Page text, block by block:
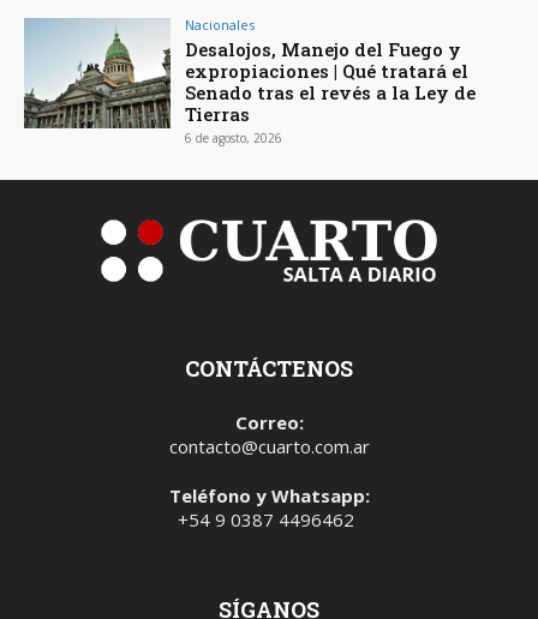
Nacionales
Desalojos, Manejo del Fuego y
expropiaciones | Qué tratará el
Senado tras el revés a la Ley de
Tierras
6 de agosto, 2026
CONTÁCTENOS
Correo:
contacto@cuarto.com.ar
Teléfono y Whatsapp:
+54 9 0387 4496462
SÍGANOS